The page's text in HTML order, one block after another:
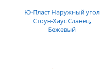
Ю-Пласт Наружный угол
Стоун-Хаус Сланец,
Бежевый